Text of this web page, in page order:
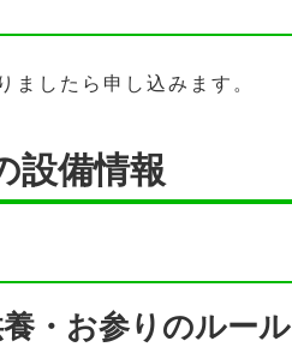
ましたら申し込みます。
設備情報
・お参りのルール